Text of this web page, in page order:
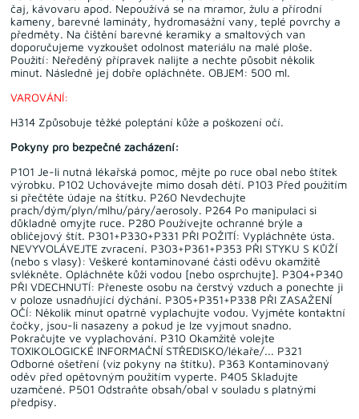
čaj, kávovaru apod. Nepoužívá se na mramor, žulu a přírodní
kameny, barevné lamináty, hydromasážní vany, teplé povrchy a
předměty. Na čištění barevné keramiky a smaltových van
doporučujeme vyzkoušet odolnost materiálu na malé ploše.
Použití: Neředěný přípravek nalijte a nechte působit několik
minut. Následně jej dobře opláchněte. OBJEM: 500 ml.
VAROVÁNÍ:
H314 Způsobuje těžké poleptání kůže a poškození očí.
Pokyny pro bezpečné zacházení:
P101 Je-li nutná lékařská pomoc, mějte po ruce obal nebo štítek
výrobku. P102 Uchovávejte mimo dosah dětí. P103 Před použitím
si přečtěte údaje na štítku. P260 Nevdechujte
prach/dým/plyn/mlhu/páry/aerosoly. P264 Po manipulaci si
důkladně omyjte ruce. P280 Používejte ochranné brýle a
obličejový štít. P301+P330+P331 PŘI POŽITÍ: Vypláchněte ústa.
NEVYVOLÁVEJTE zvracení. P303+P361+P353 PŘI STYKU S KŮŽÍ
(nebo s vlasy): Veškeré kontaminované části oděvu okamžitě
svlékněte. Opláchněte kůži vodou [nebo osprchujte]. P304+P340
PŘI VDECHNUTÍ: Přeneste osobu na čerstvý vzduch a ponechte ji
v poloze usnadňující dýchání. P305+P351+P338 PŘI ZASAŽENÍ
OČÍ: Několik minut opatrně vyplachujte vodou. Vyjměte kontaktní
čočky, jsou-li nasazeny a pokud je lze vyjmout snadno.
Pokračujte ve vyplachování. P310 Okamžitě volejte
TOXIKOLOGICKÉ INFORMAČNÍ STŘEDISKO/lékaře/... P321
Odborné ošetření (viz pokyny na štítku). P363 Kontaminovaný
oděv před opětovným použitím vyperte. P405 Skladujte
uzamčené. P501 Odstraňte obsah/obal v souladu s platnými
předpisy.